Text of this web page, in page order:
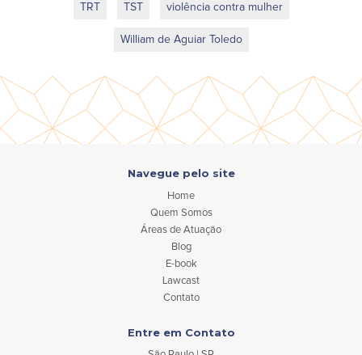
TRT TST violência contra mulher
William de Aguiar Toledo
Navegue pelo site
Home
Quem Somos
Áreas de Atuação
Blog
E-book
Lawcast
Contato
Entre em Contato